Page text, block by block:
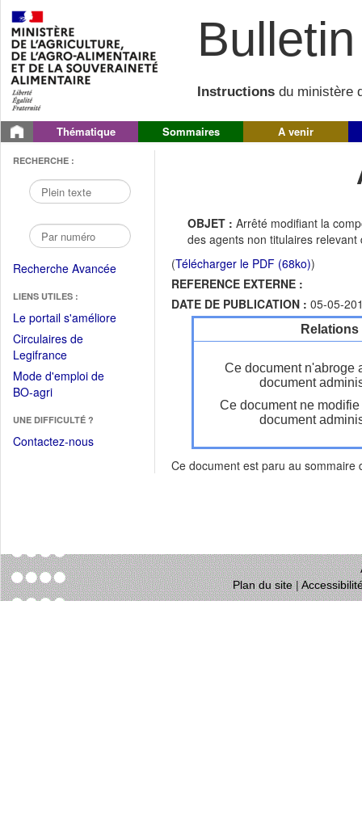
Instructions du ministère
Thématique Sommaires A venir
RECHERCHE :
Recherche Avancée
LIENS UTILES :
Le portail s'améliore(Fichier
Circulaires de
Legifrance(Ouvrir
dans
une
fenêtre)
Mode d'emploi de
BO-agri(Ouvrir
une
nouvelle
UNE DIFFICULTÉ ?
Contactez-nous
OBJET : Arrêté modifiant la
des agents non titulaires
(Télécharger le PDF (68ko))
REFERENCE EXTERNE :
DATE DE PUBLICATION : 05-05-
Ce document n'abroge
document
Ce document ne
document
Ce document est paru au sommaire
Plan du site|